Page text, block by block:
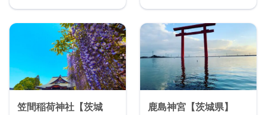
笠間稲荷神社【茨城
鹿島神宮【茨城県】